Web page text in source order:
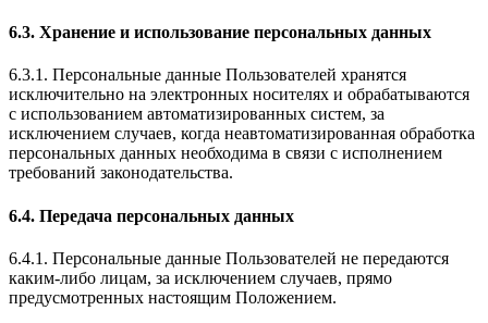
6.3. Хранение и использование персональных данных
6.3.1. Персональные данные Пользователей хранятся
исключительно на электронных носителях и обрабатываются
с использованием автоматизированных систем, за
исключением случаев, когда неавтоматизированная обработка
персональных данных необходима в связи с исполнением
требований законодательства.
6.4. Передача персональных данных
6.4.1. Персональные данные Пользователей не передаются
каким-либо лицам, за исключением случаев, прямо
предусмотренных настоящим Положением.